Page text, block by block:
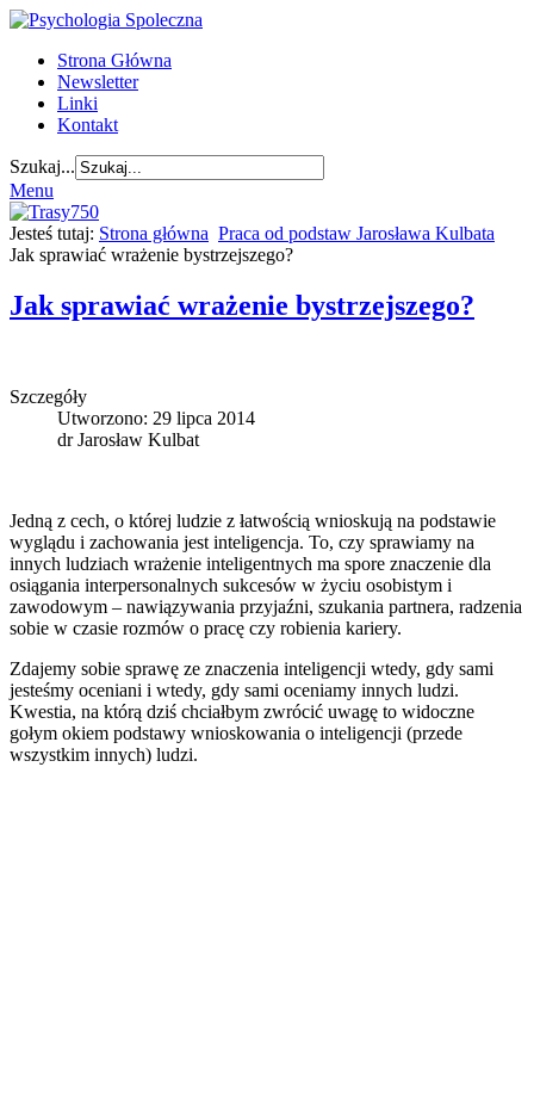
Strona Główna
Newsletter
Linki
Kontakt
Szukaj...
Menu
Jesteś tutaj: Strona główna Praca od podstaw Jarosława Kulbata
Jak sprawiać wrażenie bystrzejszego?
Jak sprawiać wrażenie bystrzejszego?
Szczegóły
Utworzono: 29 lipca 2014
dr Jarosław Kulbat
Jedną z cech, o której ludzie z łatwością wnioskują na podstawie
wyglądu i zachowania jest inteligencja. To, czy sprawiamy na
innych ludziach wrażenie inteligentnych ma spore znaczenie dla
osiągania interpersonalnych sukcesów w życiu osobistym i
zawodowym – nawiązywania przyjaźni, szukania partnera, radzenia
sobie w czasie rozmów o pracę czy robienia kariery.
Zdajemy sobie sprawę ze znaczenia inteligencji wtedy, gdy sami
jesteśmy oceniani i wtedy, gdy sami oceniamy innych ludzi.
Kwestia, na którą dziś chciałbym zwrócić uwagę to widoczne
gołym okiem podstawy wnioskowania o inteligencji (przede
wszystkim innych) ludzi.